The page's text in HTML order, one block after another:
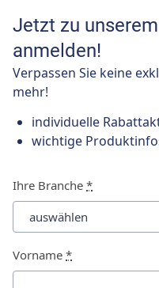
Jetzt zu
anmelden!
Verpassen Sie keine
mehr!
individuelle
wichtige
Ihre Branche *
Vorname *